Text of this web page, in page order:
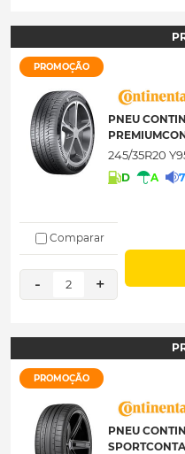
PROMOÇÃO
PNEU
245/35R20
D A
Comparar
- 2 +
PROMOÇÃO
PNEU